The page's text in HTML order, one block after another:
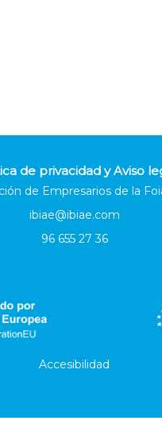
de privacidad y Aviso
de Empresarios de la
ibiae@ibiae.com
96 655 27 36
Accesibilidad